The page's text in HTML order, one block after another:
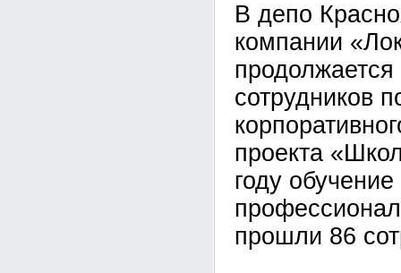
В депо
компании
продолжается
сотрудников
проекта
году
прошли 86